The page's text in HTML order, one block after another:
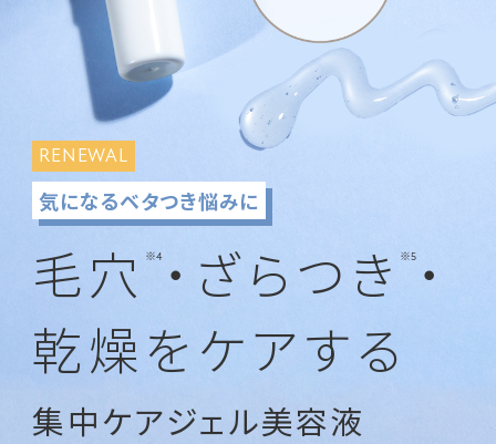
RENEWAL
気になるベタつき悩みに
毛穴 ※4 ・ざらつき ※5・
乾燥をケアする
集中ケアジェル美容液